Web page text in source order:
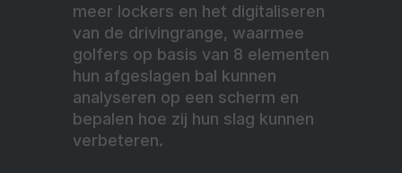
meer lockers en het digitaliseren
van de drivingrange, waarmee
golfers op basis van 8 elementen
hun afgeslagen bal kunnen
analyseren op een scherm en
bepalen hoe zij hun slag kunnen
verbeteren.